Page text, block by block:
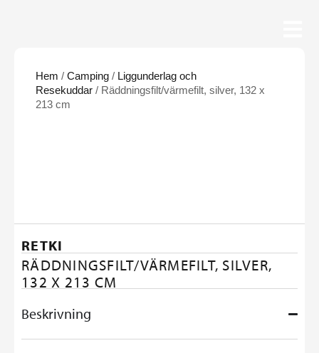
Hem / Camping / Liggunderlag och
Resekuddar / Räddningsfilt/värmefilt, silver, 132 x
213 cm
RETKI
RÄDDNINGSFILT/VÄRMEFILT, SILVER,
132 X 213 CM
Beskrivning